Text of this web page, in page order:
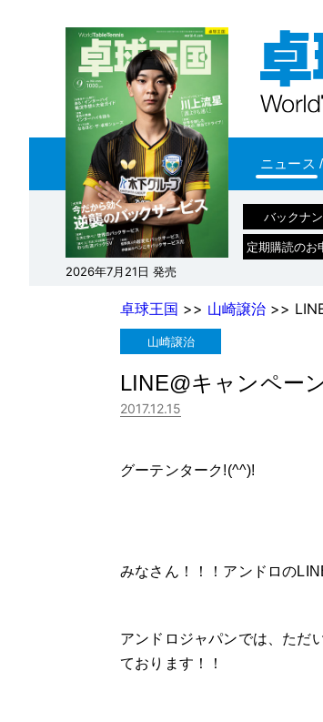
ニュース /
2026年7月21日 発売
バックナ
定期購読のお
卓球王国 >> 山崎譲治 >>
山崎譲治
LINE@キャンペー
2017.12.15
グーテンターク!(^^)!
みなさん！！！アンドロの
アンドロジャパンでは、ただ
ております！！